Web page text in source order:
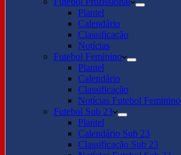
Plantel
Calendário
Classificação
Notícias
Futebol Feminino
Plantel
Calendário
Classificação
Notícias Futebol Feminino
Futebol Sub 23
Plantel
Calendário Sub 23
Classificação Sub 23